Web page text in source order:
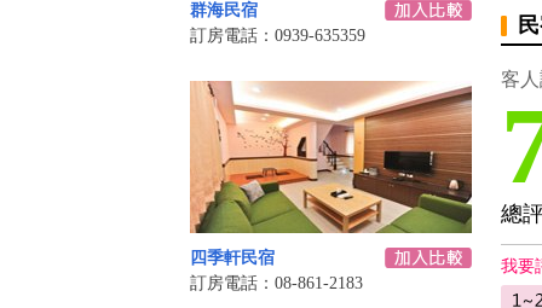
群海民宿
訂房電話：0939-635359
四季軒民宿
訂房電話：08-861-2183
客
總
我要